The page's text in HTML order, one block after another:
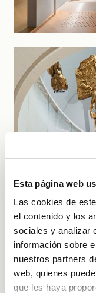
Esta página web
Las cookies de
el contenido y los
sociales y analizar
información sobre
nuestros partners
web, quienes
que les haya